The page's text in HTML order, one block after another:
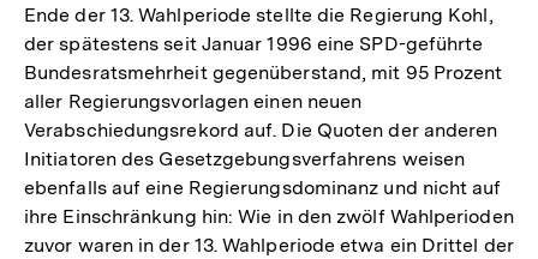
Ende der 13. Wahlperiode stellte die Regierung Kohl,
der spätestens seit Januar 1996 eine SPD-geführte
Bundesratsmehrheit gegenüberstand, mit 95 Prozent
aller Regierungsvorlagen einen neuen
Verabschiedungsrekord auf. Die Quoten der anderen
Initiatoren des Gesetzgebungsverfahrens weisen
ebenfalls auf eine Regierungsdominanz und nicht auf
ihre Einschränkung hin: Wie in den zwölf Wahlperioden
zuvor waren in der 13. Wahlperiode etwa ein Drittel der